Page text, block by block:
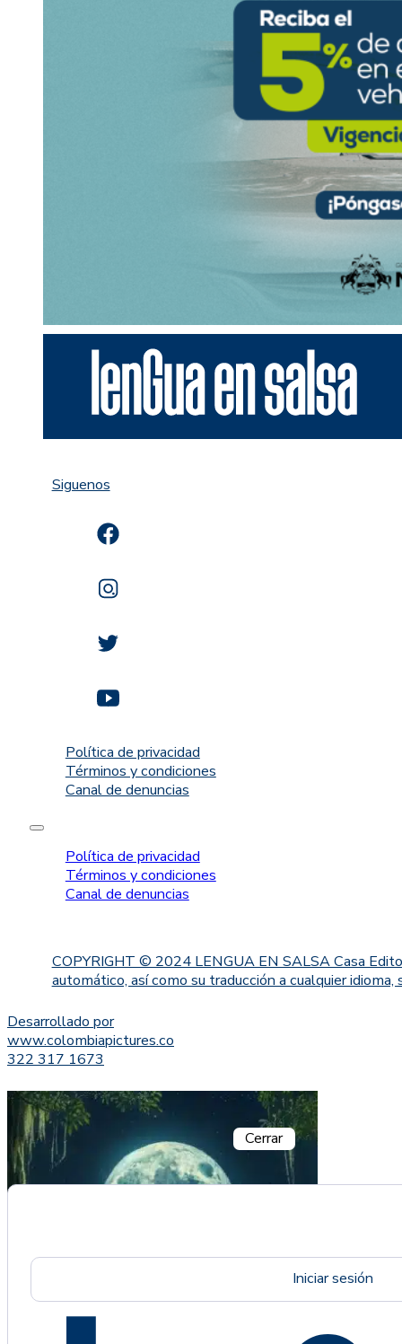
Siguenos
Política de privacidad
Términos y condiciones
Canal de denuncias
Política de privacidad
Términos y condiciones
Canal de denuncias
COPYRIGHT © 2024 LENGUA EN SALSA Casa
automático, así como su traducción a cualquier
Desarrollado por
www.colombiapictures.co
322 317 1673
Cerrar
Iniciar sesión